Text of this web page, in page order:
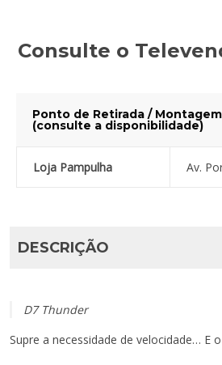
Consulte o
Ponto de Retirada /
(consulte a disponibilidade)
Loja Pampulha Av.
DESCRIÇÃO
D7 Thunder
Supre a necessidade de velocidade… E